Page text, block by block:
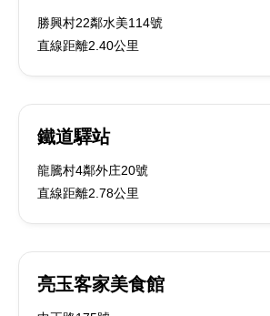
勝興村22鄰水美114號
直線距離2.40公里
鐵道驛站
龍騰村4鄰外庄20號
直線距離2.78公里
亮玉客家美食館